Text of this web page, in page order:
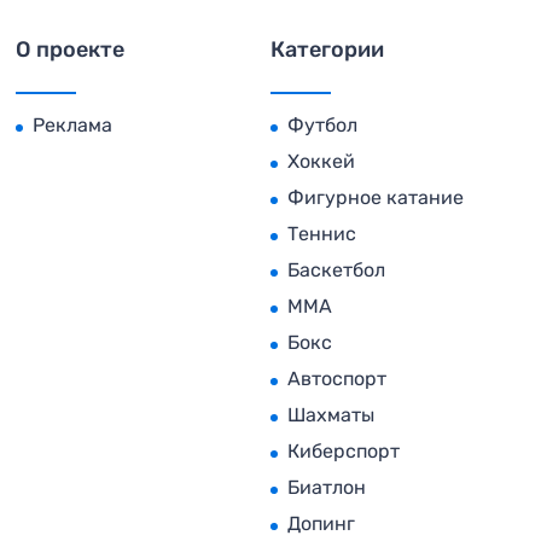
О проекте
Реклама
Категории
Футбол
Хоккей
Фигурное катание
Теннис
Баскетбол
MMA
Бокс
Автоспорт
Шахматы
Киберспорт
Биатлон
Допинг